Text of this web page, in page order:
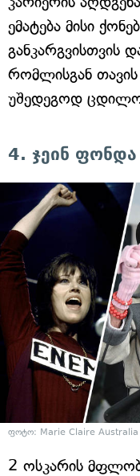
ემატება მისი
განკარგვისთვის
რომლისგან
უშედეგოდ
4. ჯეინ ფონდა
ფოტო: Marie Claire Australia
2 ოსკარის